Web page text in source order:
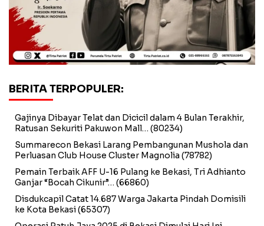
BERITA TERPOPULER:
Gajinya Dibayar Telat dan Dicicil dalam 4 Bulan Terakhir,
Ratusan Sekuriti Pakuwon Mall… (80234)
Summarecon Bekasi Larang Pembangunan Mushola dan
Perluasan Club House Cluster Magnolia (78782)
Pemain Terbaik AFF U-16 Pulang ke Bekasi, Tri Adhianto
Ganjar “Bocah Cikunir”… (66860)
Disdukcapil Catat 14.687 Warga Jakarta Pindah Domisili
ke Kota Bekasi(65307)